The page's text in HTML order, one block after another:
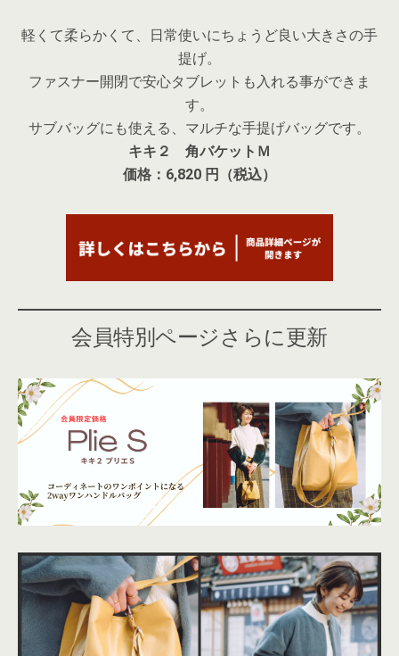
軽くて柔らかくて、日常使いにちょうど良い大きさの手
提げ。
ファスナー開閉で安心タブレットも入れる事ができま
す。
サブバッグにも使える、マルチな手提げバッグです。
キキ２ 角バケットＭ
価格：6,820 円（税込）
会員特別ページさらに更新